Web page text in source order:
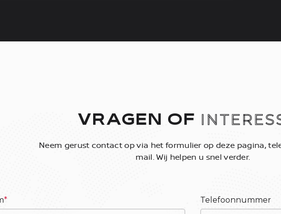
VRAGEN OF
Neem gerust contact op via het formulier op deze pagina,
mail. Wij helpen u snel verder.
* Telefoonnummer